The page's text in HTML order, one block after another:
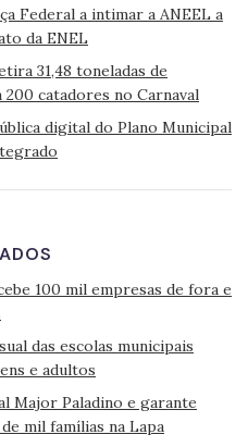
Federal a intimar a ANEEL a
da ENEL
31,48 toneladas de
catadores no Carnaval
digital do Plano Municipal
100 mil empresas de fora e
das escolas municipais
e adultos
Major Paladino e garante
mil famílias na Lapa